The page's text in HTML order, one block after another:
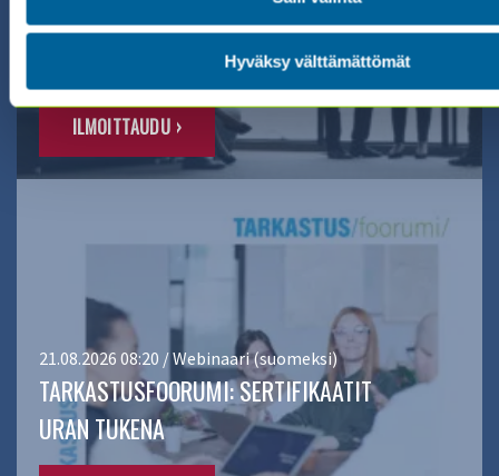
Hyväksy välttämättömät
IIA:N & ISACA:N YHTEINEN
JÄSENKOKOUS SEB:LLÄ
ILMOITTAUDU ›
21.08.2026 08:20 / Webinaari (suomeksi)
TARKASTUSFOORUMI: SERTIFIKAATIT
URAN TUKENA